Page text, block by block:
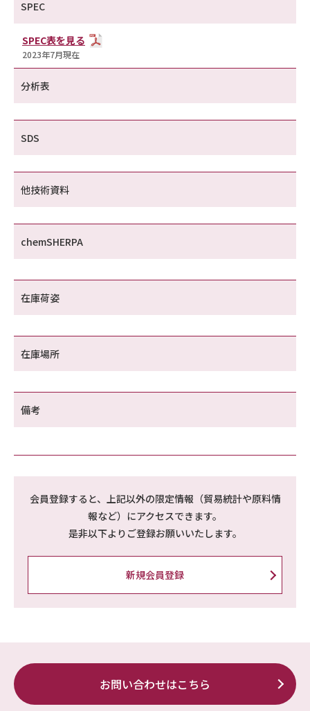
SPEC
SPEC表を見る
2023年7月現在
分析表
SDS
他技術資料
chemSHERPA
在庫荷姿
在庫場所
備考
会員登録すると、上記以外の限定情報（貿易統計や原料情
報など）にアクセスできます。
是非以下よりご登録お願いいたします。
新規会員登録
お問い合わせはこちら